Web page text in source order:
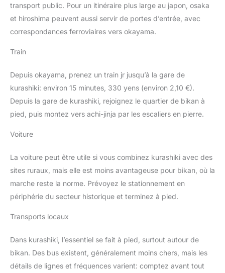
transport public. Pour un itinéraire plus large au japon, osaka
et hiroshima peuvent aussi servir de portes d’entrée, avec
correspondances ferroviaires vers okayama.
Train
Depuis okayama, prenez un train jr jusqu’à la gare de
kurashiki: environ 15 minutes, 330 yens (environ 2,10 €).
Depuis la gare de kurashiki, rejoignez le quartier de bikan à
pied, puis montez vers achi-jinja par les escaliers en pierre.
Voiture
La voiture peut être utile si vous combinez kurashiki avec des
sites ruraux, mais elle est moins avantageuse pour bikan, où la
marche reste la norme. Prévoyez le stationnement en
périphérie du secteur historique et terminez à pied.
Transports locaux
Dans kurashiki, l’essentiel se fait à pied, surtout autour de
bikan. Des bus existent, généralement moins chers, mais les
détails de lignes et fréquences varient: comptez avant tout